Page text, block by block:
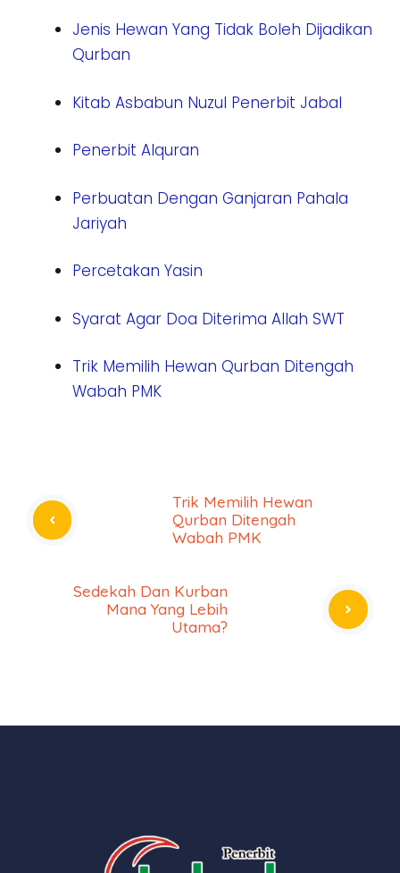
Jenis Hewan Yang Tidak Boleh Dijadikan
Qurban
Kitab Asbabun Nuzul Penerbit Jabal
Penerbit Alquran
Perbuatan Dengan Ganjaran Pahala
Jariyah
Percetakan Yasin
Syarat Agar Doa Diterima Allah SWT
Trik Memilih Hewan Qurban Ditengah
Wabah PMK
Trik Memilih Hewan
Qurban Ditengah
Wabah PMK
Sedekah Dan Kurban
Mana Yang Lebih
Utama?